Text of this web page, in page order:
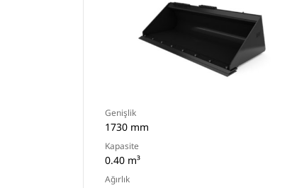
Genişlik
1730 mm
Kapasite
0.40 m³
Ağırlık